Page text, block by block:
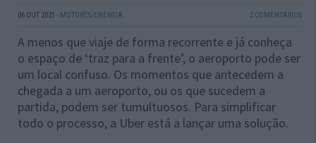
06 OUT 2021 · MOTORES/ENERGIA 2 COMENTÁRIOS
A menos que viaje de forma recorrente e já conheça
o espaço de ‘traz para a frente’, o aeroporto pode ser
um local confuso. Os momentos que antecedem a
chegada a um aeroporto, ou os que sucedem a
partida, podem ser tumultuosos. Para simplificar
todo o processo, a Uber está a lançar uma solução.